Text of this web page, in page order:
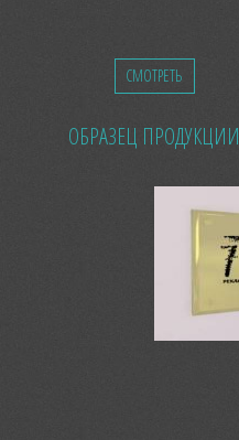
СМОТРЕТЬ
ОБРАЗЕЦ ПРОДУКЦИИ